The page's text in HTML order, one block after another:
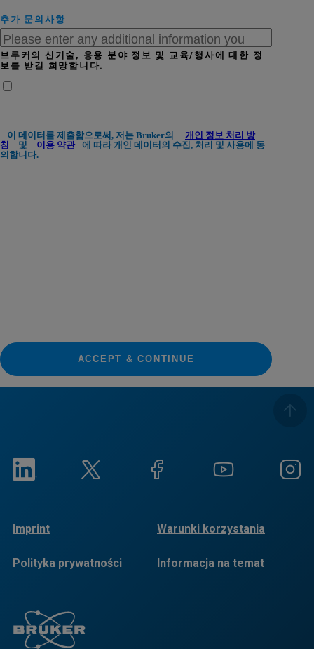
추가 문의사항
브루커의 신기술, 응용 분야 정보 및 교육/행사에 대한 정
보를 받길 희망합니다.
이 데이터를 제출함으로써, 저는 Bruker의
개인 정보 처리 방
침
및 이용 약관
에 따라 개인 데이터의 수집, 처리 및 사용에 동
의합니다.
ACCEPT & CONTINUE
Imprint Warunki korzystania
Polityka prywatności
Informacja na temat